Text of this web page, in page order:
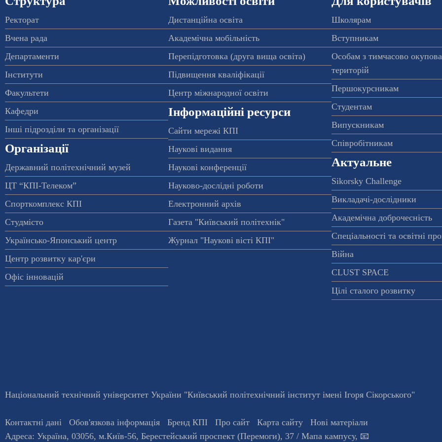
Ректорат
Вчена рада
Департаменти
Інститути
Факультети
Кафедри
Інші підрозділи та організації
Організації
Державний політехнічний музей
ЦТ “КПІ-Телеком”
Спорткомплекс КПІ
Студмісто
Українсько-Японський центр
Центр розвитку кар'єри
Офіс інновацій
Дистанційна освіта
Академічна мобільність
Перепідготовка (друга вища освіта)
Підвищення кваліфікації
Центр міжнародної освіти
Інформаційні ресурси
Сайти мережі КПІ
Наукові видання
Наукові конференції
Науково-дослідні роботи
Електронний архів
Газета "Київський політехнік"
Журнал "Наукові вісті КПІ"
Школярам
Вступникам
Особам з тимчасово
територій
Першокурсникам
Студентам
Випускникам
Співробітникам
Актуальне
Sikorsky Challenge
Викладачі-дослідники
Академічна доброчесність
Спеціальності та освітні
Війна
CLUST SPACE
Цілі сталого розвитку
Національний технічний університет України "Київський політехнічний інститут імені Ігоря Сікорського"
Контактні дані Обов'язкова інформація Бренд КПІ Про сайт Карта сайту
Нові матеріали
Адреса: Україна, 03056, м.Київ-56, Берестейський проспект (Перемоги), 37 / Мапа кампусу, 📧